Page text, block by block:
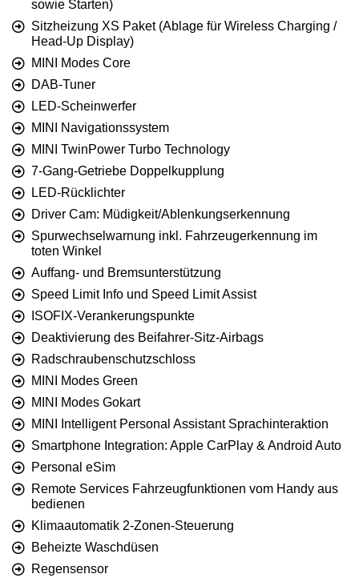
sowie Starten)
Sitzheizung XS Paket (Ablage für Wireless Charging /
Head-Up Display)
MINI Modes Core
DAB-Tuner
LED-Scheinwerfer
MINI Navigationssystem
MINI TwinPower Turbo Technology
7-Gang-Getriebe Doppelkupplung
LED-Rücklichter
Driver Cam: Müdigkeit/Ablenkungserkennung
Spurwechselwarnung inkl. Fahrzeugerkennung im
toten Winkel
Auffang- und Bremsunterstützung
Speed Limit Info und Speed Limit Assist
ISOFIX-Verankerungspunkte
Deaktivierung des Beifahrer-Sitz-Airbags
Radschraubenschutzschloss
MINI Modes Green
MINI Modes Gokart
MINI Intelligent Personal Assistant Sprachinteraktion
Smartphone Integration: Apple CarPlay & Android Auto
Personal eSim
Remote Services Fahrzeugfunktionen vom Handy aus
bedienen
Klimaautomatik 2-Zonen-Steuerung
Beheizte Waschdüsen
Regensensor